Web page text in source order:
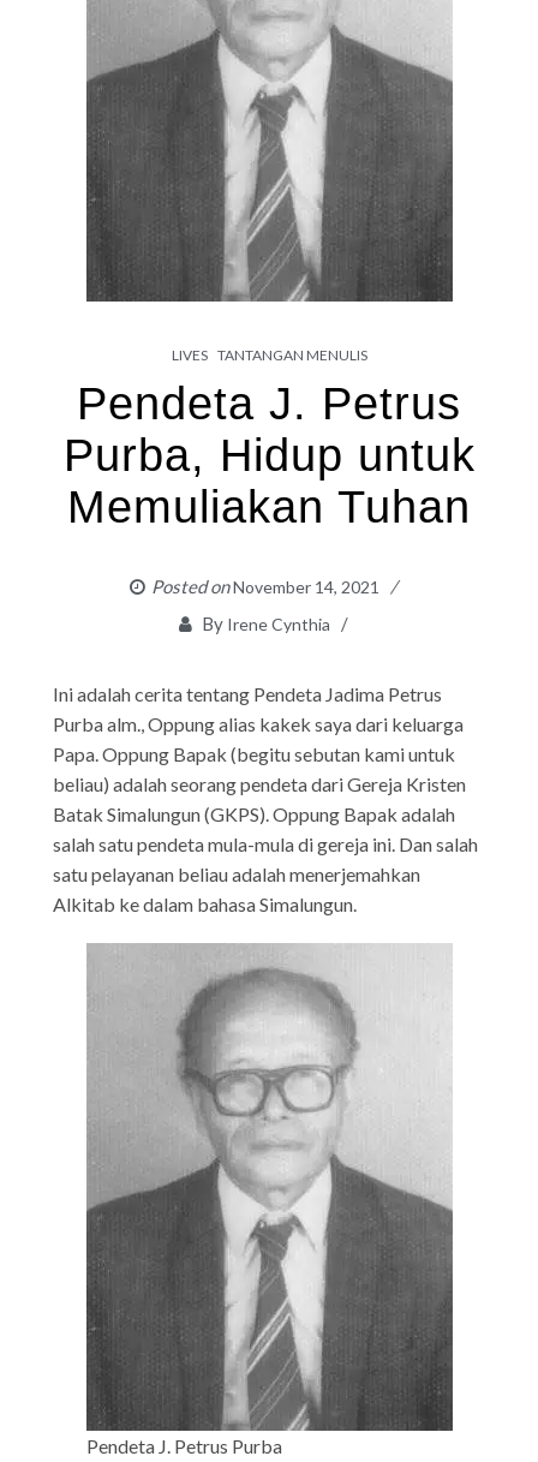
LIVES TANTANGAN MENULIS
Pendeta J. Petrus
Purba, Hidup untuk
Memuliakan Tuhan
Posted onNovember 14, 2021
By Irene Cynthia
Ini adalah cerita tentang Pendeta Jadima Petrus
Purba alm., Oppung alias kakek saya dari keluarga
Papa. Oppung Bapak (begitu sebutan kami untuk
beliau) adalah seorang pendeta dari Gereja Kristen
Batak Simalungun (GKPS). Oppung Bapak adalah
salah satu pendeta mula-mula di gereja ini. Dan salah
satu pelayanan beliau adalah menerjemahkan
Alkitab ke dalam bahasa Simalungun.
Pendeta J. Petrus Purba